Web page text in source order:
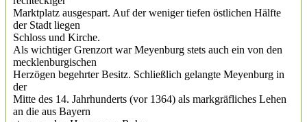
Marktplatz ausgespart. Auf der weniger tiefen östlichen Hälfte
der Stadt liegen
Schloss und Kirche.
Als wichtiger Grenzort war Meyenburg stets auch ein von den
mecklenburgischen
Herzögen begehrter Besitz. Schließlich gelangte Meyenburg in
der
Mitte des 14. Jahrhunderts (vor 1364) als markgräfliches Lehen
an die aus Bayern